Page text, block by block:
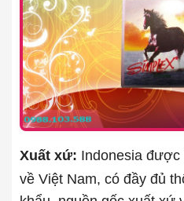
Xuất xứ: Indonesia được
về Việt Nam, có đầy đủ